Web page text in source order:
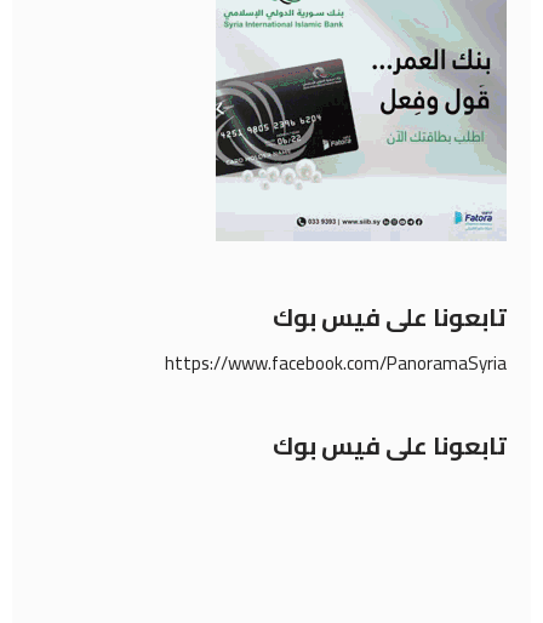
تابعونا على فيس بوك
https://www.facebook.com/PanoramaSyria
تابعونا على فيس بوك